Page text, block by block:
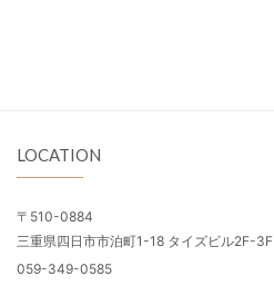
LOCATION
〒510-0884
三重県四日市市泊町1-18 タイズビル2F-3F
059-349-0585